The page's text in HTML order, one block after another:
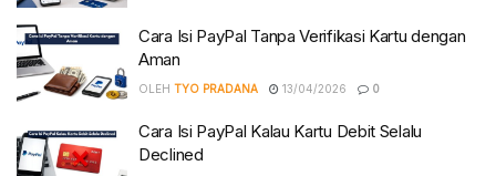
Cara Isi PayPal Tanpa Verifikasi Kartu dengan
Aman
OLEH TYO PRADANA 13/04/2026 0
Cara Isi PayPal Kalau Kartu Debit Selalu
Declined